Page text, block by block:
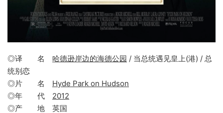
◎译 名 哈德逊岸边的海德公园 / 当总统遇见皇上(港) / 总
统别恋
◎片 名 Hyde Park on Hudson
◎年 代 2012
◎产 地 英国